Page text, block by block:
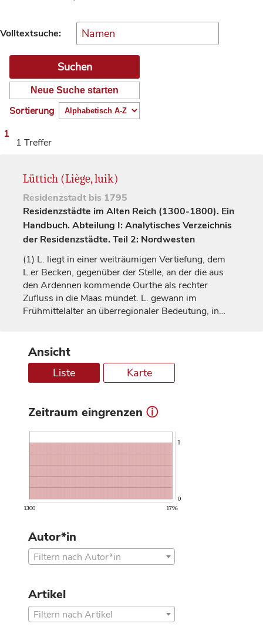
Volltextsuche:
Neue Suche starten
Sortierung
1
1 Treffer
Lüttich (Liège, luik)
Residenzstadt bis 1795
Residenzstädte im Alten Reich (1300-1800). Ein
Handbuch. Abteilung I: Analytisches Verzeichnis
der Residenzstädte. Teil 2: Nordwesten
(1) L. liegt in einer weiträumigen Vertiefung, dem
L.er Becken, gegenüber der Stelle, an der die aus
den Ardennen kommende Ourthe als rechter
Zufluss in die Maas mündet. L. gewann im
Frühmittelalter an überregionaler Bedeutung, in…
Ansicht
Liste Karte
Zeitraum eingrenzen ⓘ
1300 1796
0
1
Autor*in
Filtern nach Autor*in
Artikel
Filtern nach Artikel